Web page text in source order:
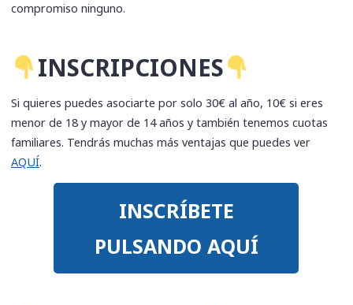
compromiso ninguno.
​INSCRIPCIONES
Si quieres puedes asociarte por solo 30€ al año, 10€ si eres
menor de 18 y mayor de 14 años y también tenemos cuotas
familiares. Tendrás muchas más ventajas que puedes ver
AQUÍ.
INSCRÍBETE
PULSANDO AQUÍ